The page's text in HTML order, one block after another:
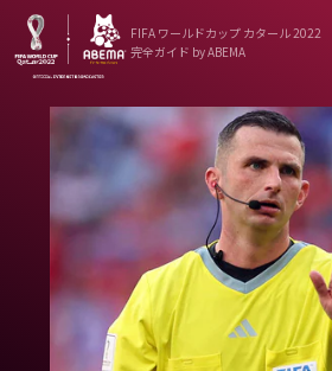
FIFA ワールドカップ カタール 2022
完全ガイド by ABEMA
ニュース
News
出場国
Teams
日本代表
Team Japan